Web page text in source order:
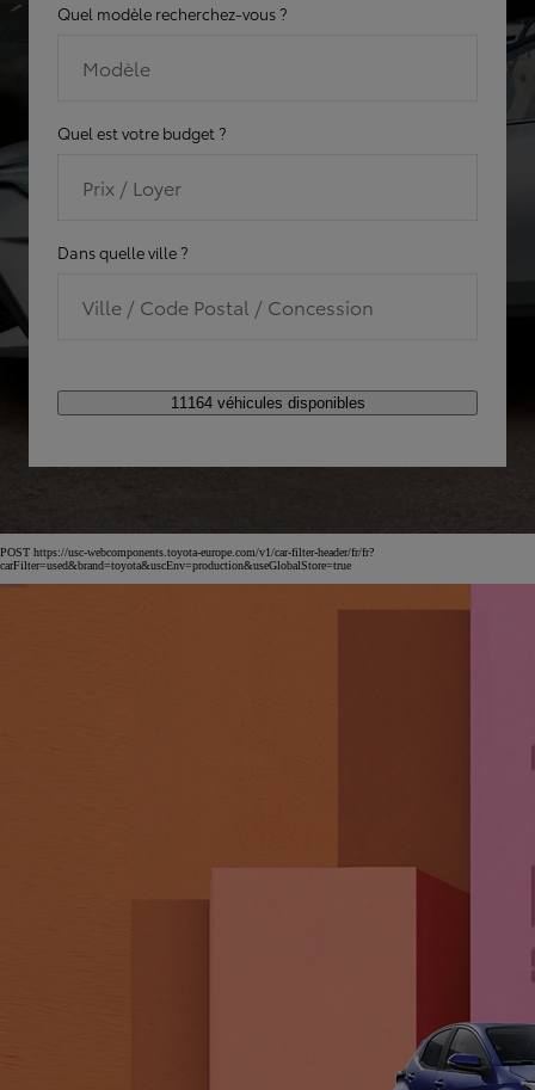
Quel modèle recherchez-vous ?
Modèle
Quel est votre budget ?
Prix / Loyer
Dans quelle ville ?
Ville / Code Postal / Concession
11164 véhicules disponibles
POST https://usc-webcomponents.toyota-europe.com/v1/car-filter-header/fr/fr?
carFilter=used&brand=toyota&uscEnv=production&useGlobalStore=true